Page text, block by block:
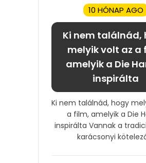
10 HÓNAP AGO
Ki nem találnád,
melyik volt az a
amelyik a Die
inspirálta
Ki nem találnád, hogy
a film, amelyik a Die
inspirálta Vannak a
karácsonyi